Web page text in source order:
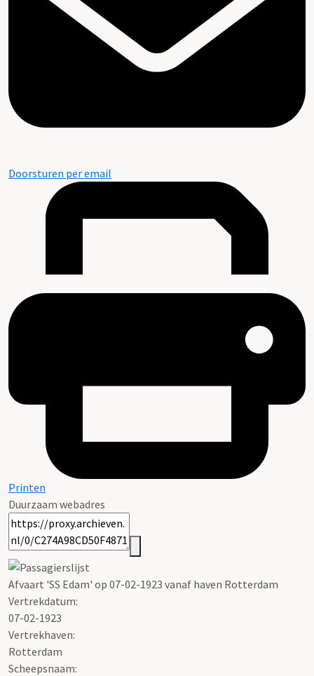
Doorsturen per email
Printen
Duurzaam webadres
Afvaart 'SS Edam' op 07-02-1923 vanaf haven Rotterdam
Vertrekdatum:
07-02-1923
Vertrekhaven:
Rotterdam
Scheepsnaam: